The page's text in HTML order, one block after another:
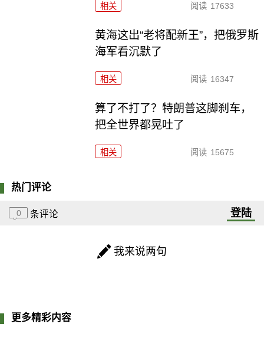
相关 阅读 17633
黄海这出“老将配新王”，把俄罗斯
海军看沉默了
相关 阅读 16347
算了不打了？特朗普这脚刹车，
把全世界都晃吐了
相关 阅读 15675
热门评论
0 条评论 登陆
我来说两句
更多精彩内容